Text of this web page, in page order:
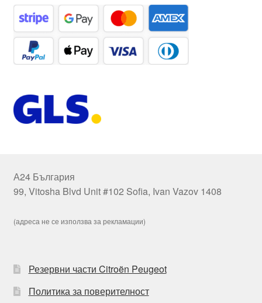
А24 България
99, Vitosha Blvd Unit #102 Sofia, Ivan Vazov 1408
(адреса не се използва за рекламации)
Резервни части Citroën Peugeot
Политика за поверителност